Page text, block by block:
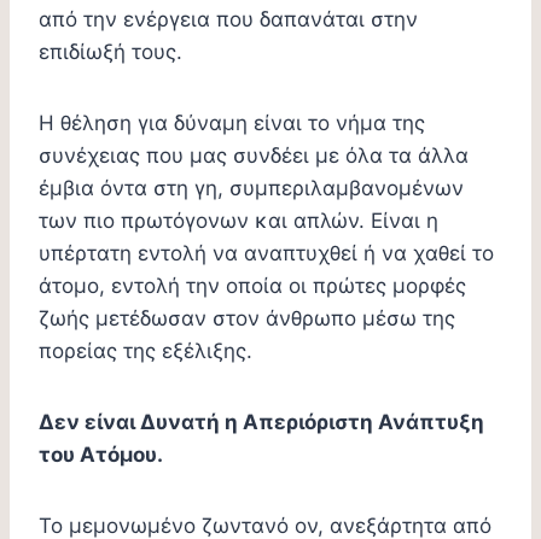
από την ενέργεια που δαπανάται στην
επιδίωξή τους.
Η θέληση για δύναμη είναι το νήμα της
συνέχειας που μας συνδέει με όλα τα άλλα
έμβια όντα στη γη, συμπεριλαμβανομένων
των πιο πρωτόγονων και απλών. Είναι η
υπέρτατη εντολή να αναπτυχθεί ή να χαθεί το
άτομο, εντολή την οποία οι πρώτες μορφές
ζωής μετέδωσαν στον άνθρωπο μέσω της
πορείας της εξέλιξης.
Δεν είναι Δυνατή η Απεριόριστη Ανάπτυξη
του Ατόμου.
Το μεμονωμένο ζωντανό ον, ανεξάρτητα από